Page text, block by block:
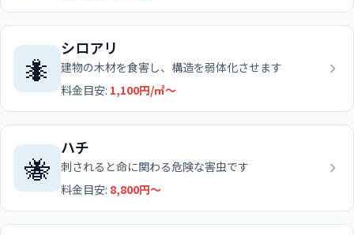
🐜
シロアリ
建物の木材を食害し、構造を弱体化させます
料金目安: 1,100円/㎡〜
🐝
ハチ
刺されると命に関わる危険な害虫です
料金目安: 8,800円〜